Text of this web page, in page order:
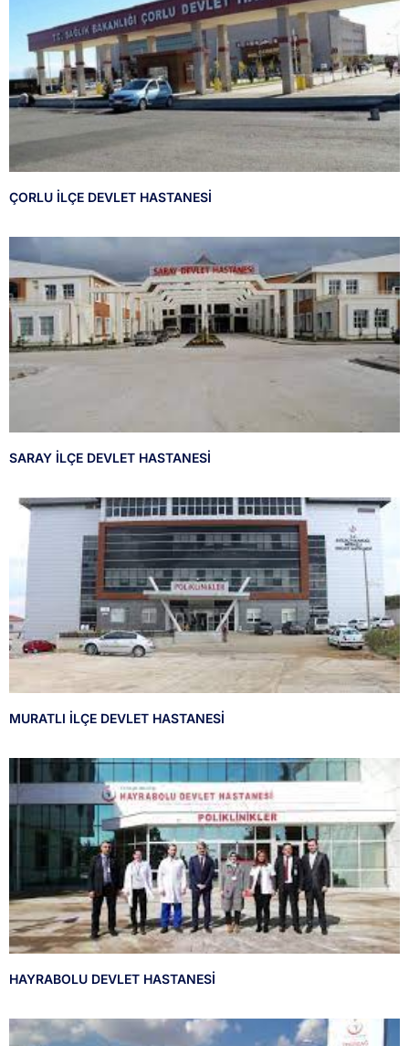
ÇORLU İLÇE DEVLET HASTANESİ
SARAY İLÇE DEVLET HASTANESİ
MURATLI İLÇE DEVLET HASTANESİ
HAYRABOLU DEVLET HASTANESİ